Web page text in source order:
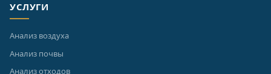
УСЛУГИ
Анализ воздуха
Анализ почвы
Анализ отходов